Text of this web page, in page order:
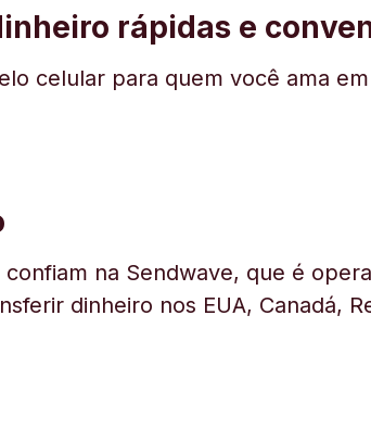
rápidas e
celular para quem você ama em
confiam na Sendwave, que é
dinheiro nos EUA, Canadá,